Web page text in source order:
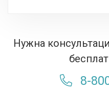
Нужна
8-